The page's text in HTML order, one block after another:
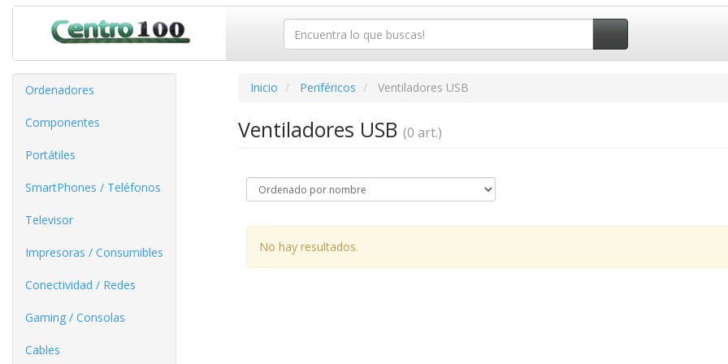
Ordenadores
Componentes
Portátiles
SmartPhones / Teléfonos
Televisor
Impresoras / Consumibles
Conectividad / Redes
Gaming / Consolas
Cables
Inicio Periféricos Ventiladores USB
Ventiladores USB (0 art.)
No hay resultados.